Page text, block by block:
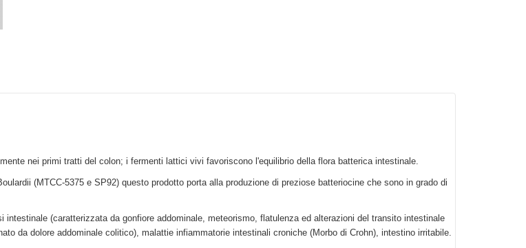
nei primi tratti del colon; i fermenti lattici vivi favoriscono l'equilibrio della flora batterica intestinale.
(MTCC-5375 e SP92) questo prodotto porta alla produzione di preziose batteriocine che sono in grado di
(caratterizzata da gonfiore addominale, meteorismo, flatulenza ed alterazioni del transito intestinale
da dolore addominale colitico), malattie infiammatorie intestinali croniche (Morbo di Crohn), intestino irritabile.